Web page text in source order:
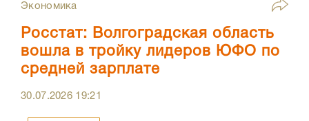
Экономика
Росстат: Волгоградская область
вошла в тройку лидеров ЮФО по
средней зарплате
30.07.2026 19:21